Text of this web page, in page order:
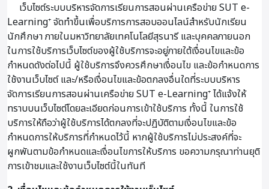
เว็บไซต์ระบบบริหารจัดการเรียนการสอนผ่านเครือข่าย SUT e-
Learning⁺ จัดทำขึ้นเพื่อบริการการสอบออนไลน์สำหรับนักเรียน
นักศึกษา ภายในมหาวิทยาลัยเทคโนโลยีสุรนารี และบุคคลภายนอก
ในการใช้บริการเว็บไซต์ของผู้ใช้บริการจะอยู่ภายใต้เงื่อนไขและข้อ
กำหนดดังต่อไปนี้ ผู้ใช้บริการจึงควรศึกษาเงื่อนไข และข้อกำหนดการ
ใช้งานเว็บไซต์ และ/หรือเงื่อนไขและข้อตกลงอื่นใดที่ระบบบริหาร
จัดการเรียนการสอนผ่านเครือข่าย SUT e-Learning⁺ ได้แจ้งให้
ทราบบนเว็บไซต์โดยละเอียดก่อนการเข้าใช้บริการ ทั้งนี้ ในการใช้
บริการให้ถือว่าผู้ใช้บริการได้ตกลงที่จะปฏิบัติตามเงื่อนไขและข้อ
กำหนดการให้บริการที่กำหนดไว้นี้ หากผู้ใช้บริการไม่ประสงค์ที่จะ
ผูกพันตามข้อกำหนดและเงื่อนไขการให้บริการ ขอความกรุณาท่านยุติ
การเข้าชมและใช้งานเว็บไซต์นี้ในทันที